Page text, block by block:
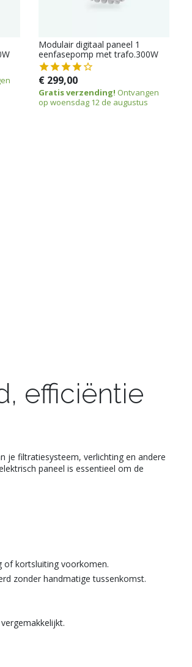
Modulair digitaal paneel 1
eenfasepomp met trafo.300W
€ 299,00
Gratis verzending! Ontvangen
op woensdag 12 de augustus
efficiëntie
je filtratiesysteem, verlichting en andere
paneel is essentieel om de
of kortsluiting voorkomen.
zonder handmatige tussenkomst.